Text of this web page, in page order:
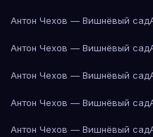
Антон Чехов — Вишнёвый сад
Антон Чехов — Вишнёвый сад
Антон Чехов — Вишнёвый сад
Антон Чехов — Вишнёвый сад
Антон Чехов — Вишнёвый сад